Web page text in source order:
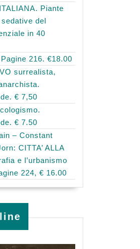
Piante
del
in 40
216. €18.00
surrealista,
€ 7,50
€ 7.50
– Constant
CITTA’ ALLA
e l’urbanismo
224, € 16.00